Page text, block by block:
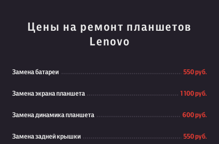
Цены на ремонт планшетов
Lenovo
Замена батареи 550 руб.
Замена экрана планшета 1 100 руб.
Замена динамика планшета 600 руб.
Замена задней крышки 550 руб.